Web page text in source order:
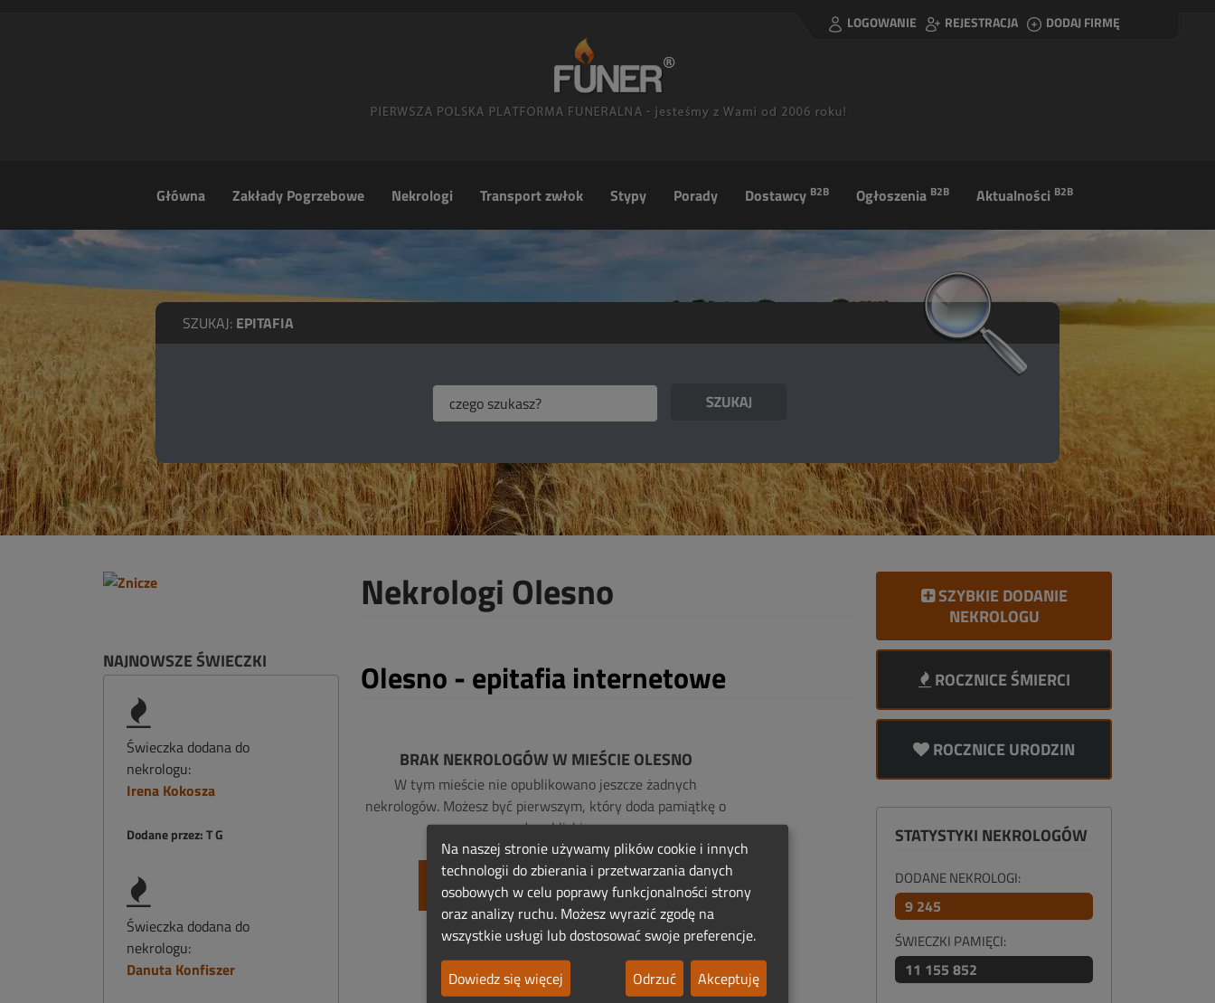
LOGOWANIE REJESTRACJA DODAJ FIRMĘ
Główna Zakłady Pogrzebowe Nekrologi Transport zwłok Stypy Porady Dostawcy B2B Ogłoszenia B2B Aktualności B2B
SZUKAJ: EPITAFIA
NAJNOWSZE ŚWIECZKI
Świeczka dodana do
nekrologu:
Irena Kokosza
Dodane przez: T G
Świeczka dodana do
nekrologu:
Danuta Konfiszer
Nekrologi Olesno
Olesno - epitafia internetowe
BRAK NEKROLOGÓW W MIEŚCIE OLESNO
W tym mieście nie opublikowano jeszcze żadnych
nekrologów. Możesz być pierwszym, który doda pamiątkę o
zmarłym bliskim.
Dodaj Pierwszy Nekrolog
SZYBKIE DODANIE
NEKROLOGU
ROCZNICE ŚMIERCI
ROCZNICE URODZIN
STATYSTYKI NEKROLOGÓW
DODANE NEKROLOGI:
9 245
ŚWIECZKI PAMIĘCI:
11 155 852
Na naszej stronie używamy plików cookie i innych
technologii do zbierania i przetwarzania danych
osobowych w celu poprawy funkcjonalności strony
oraz analizy ruchu. Możesz wyrazić zgodę na
wszystkie usługi lub dostosować swoje preferencje.
Dowiedz się więcej
Odrzuć Akceptuję